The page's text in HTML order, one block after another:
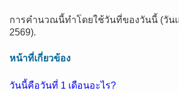
การคำนวณนี้ทำโดยใช้วันที่ของวันนี้ (วัน
2569).
หน้าที่เกี่ยวข้อง
วันนี้คือวันที่ 1 เดือนอะไร?